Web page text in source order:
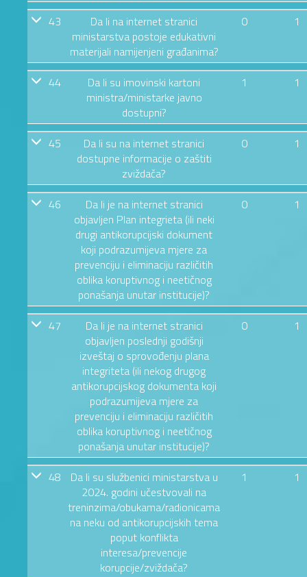
43
Da li na internet stranici
ministarstva postoje edukativni
materijali namijenjeni građanima?
0 1
44
Da li su imovinski kartoni
ministra/ministarke javno
dostupni?
1 1
45
Da li su na internet stranici
dostupne informacije o zaštiti
zviždača?
0 1
46
Da li je na internet stranici
objavljen Plan integrieta (ili neki
drugi antikorupcijski dokument
koji podrazumijeva mjere za
prevenciju i eliminaciju različitih
oblika koruptivnog i neetičnog
ponašanja unutar institucije)?
0 1
47
Da li je na internet stranici
objavljen poslednji godišnji
izveštaj o sprovođenju plana
integriteta (ili nekog drugog
antikorupcijskog dokumenta koji
podrazumijeva mjere za
prevenciju i eliminaciju različitih
oblika koruptivnog i neetičnog
ponašanja unutar institucije)?
0 1
48
Da li su službenici ministarstva u
2024. godini učestvovali na
treninzima/obukama/radionicama
na neku od antikorupcijskih tema
poput konflikta
interesa/prevencije
korupcije/zviždača?
1 1